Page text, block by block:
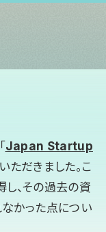
Japan Startup
ただきました。こ
、その過去の資
かった点につい